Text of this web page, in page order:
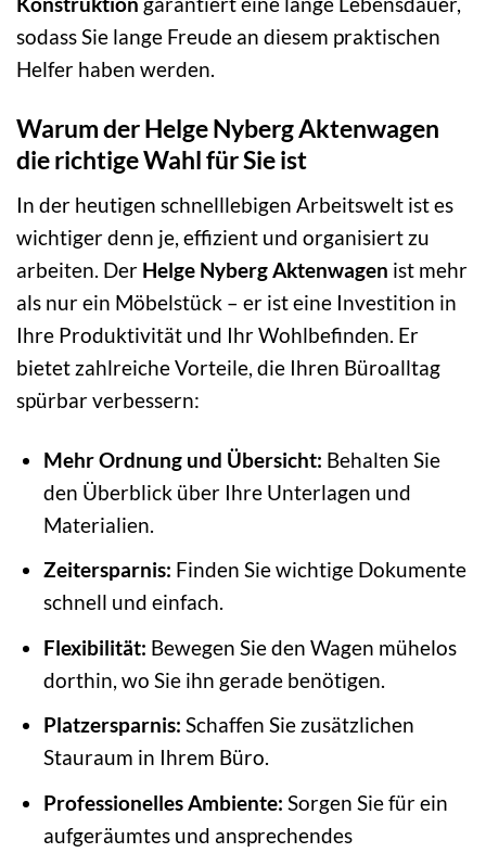
sodass Sie lange Freude an diesem praktischen
Helfer haben werden.
Warum der Helge Nyberg Aktenwagen
die richtige Wahl für Sie ist
In der heutigen schnelllebigen Arbeitswelt ist es
wichtiger denn je, effizient und organisiert zu
arbeiten. Der Helge Nyberg Aktenwagen ist mehr
als nur ein Möbelstück – er ist eine Investition in
Ihre Produktivität und Ihr Wohlbefinden. Er
bietet zahlreiche Vorteile, die Ihren Büroalltag
spürbar verbessern:
Mehr Ordnung und Übersicht: Behalten Sie
den Überblick über Ihre Unterlagen und
Materialien.
Zeitersparnis: Finden Sie wichtige Dokumente
schnell und einfach.
Flexibilität: Bewegen Sie den Wagen mühelos
dorthin, wo Sie ihn gerade benötigen.
Platzersparnis: Schaffen Sie zusätzlichen
Stauraum in Ihrem Büro.
Professionelles Ambiente: Sorgen Sie für ein
aufgeräumtes und ansprechendes